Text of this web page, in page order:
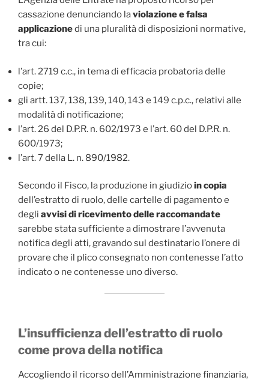
cassazione denunciando laviolazione e falsa
applicazionedi una pluralità di disposizioni normative,
tra cui:
l’art. 2719 c.c., in tema di efficacia probatoria delle
copie;
gli artt. 137, 138, 139, 140, 143 e 149 c.p.c., relativi alle
modalità di notificazione;
l’art. 26 del D.P.R. n. 602/1973 e l’art. 60 del D.P.R. n.
600/1973;
l’art. 7 della L. n. 890/1982.
Secondo il Fisco, la produzione in giudizioin copia
dell’estratto di ruolo, delle cartelle di pagamento e
degli avvisi di ricevimento delle raccomandate
sarebbe stata sufficiente a dimostrare l’avvenuta
notifica degli atti, gravando sul destinatario l’onere di
provare che il plico consegnato non contenesse l’atto
indicato o ne contenesse uno diverso.
L’insufficienza dell’estratto di ruolo
come prova della notifica
Accogliendo il ricorso dell’Amministrazione finanziaria,